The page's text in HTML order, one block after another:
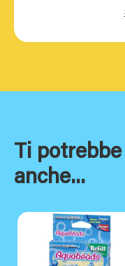
Ti
anche...